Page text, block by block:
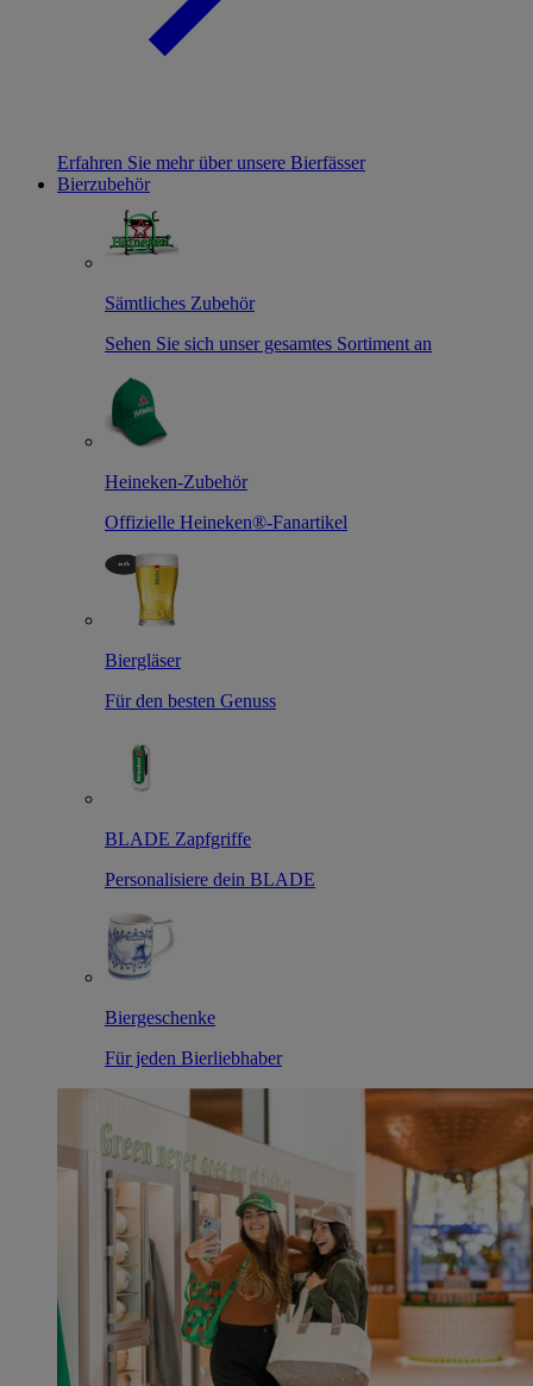
Erfahren Sie mehr über unsere Bierfässer
Bierzubehör
Sämtliches Zubehör
Sehen Sie sich unser gesamtes Sortiment an
Heineken-Zubehör
Offizielle Heineken®-Fanartikel
Biergläser
Für den besten Genuss
BLADE Zapfgriffe
Personalisiere dein BLADE
Biergeschenke
Für jeden Bierliebhaber